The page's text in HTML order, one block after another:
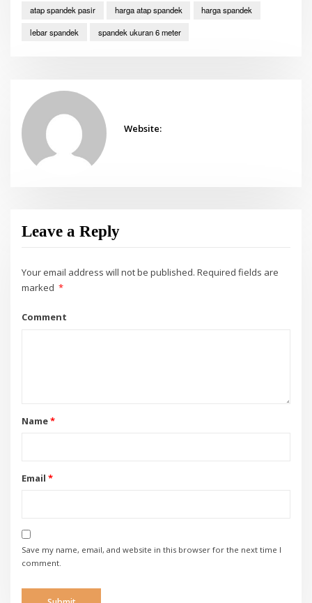
atap spandek pasir harga atap spandek
harga spandek
lebar spandek
spandek ukuran 6 meter
Website:
Leave a Reply
Your email address will not be published. Required fields are
marked *
Comment
Name*
Email *
Save my name, email, and website in this browser for the next time I
comment.